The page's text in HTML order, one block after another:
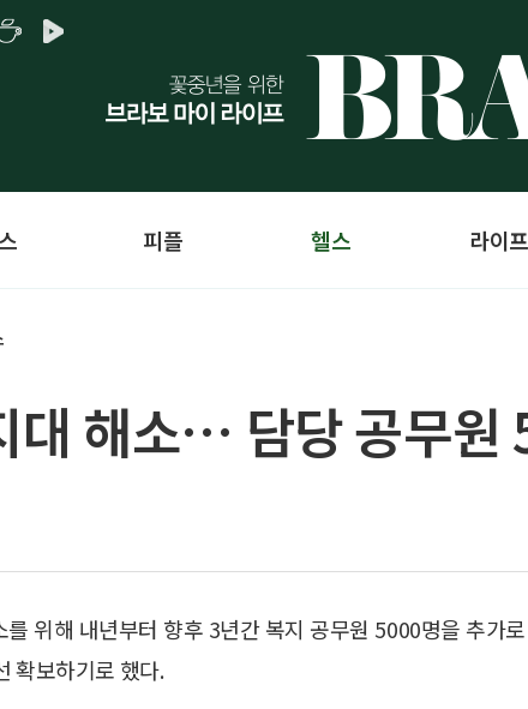
피플 헬스 라이프
대 해소… 담당 공무원
위해 내년부터 향후 3년간 복지 공무원 5000명을 추가
확보하기로 했다.